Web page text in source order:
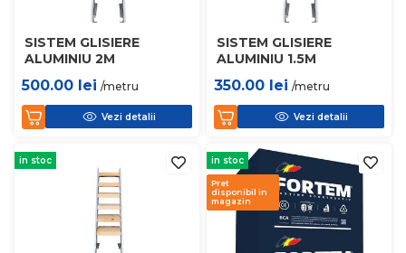
SISTEM GLISIERE
ALUMINIU 2M
500.00 lei /metru
Vezi detalii
SISTEM GLISIERE
ALUMINIU 1.5M
350.00 lei /metru
Vezi detalii
in stoc in stoc
Pret
disponibil in
magazin